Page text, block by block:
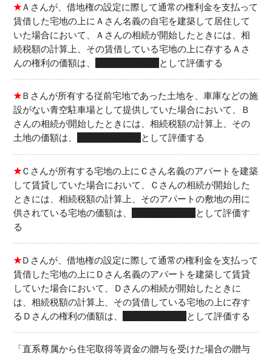
★Ａさんが、借地権の設定に際して通常の権利金を支払って
賃借した宅地の上にＡさん名義の自宅を建築して居住して
いた場合において、Ａさんの相続が開始したときには、相
続税額の計算上、その賃借している宅地の上に存するＡさ
んの権利の価額は、
として評価する
★Ｂさんが所有する従前宅地であった土地を、車庫などの施
設がない青空駐車場として提供していた場合において、Ｂ
さんの相続が開始したときには、相続税額の計算上、その
土地の価額は、
として評価する
★Ｃさんが所有する宅地の上にＣさん名義のアパートを建築
して賃貸していた場合において、Ｃさんの相続が開始した
ときには、相続税額の計算上、そのアパートの敷地の用に
供されている宅地の価額は、
として評価す
る
★Ｄさんが、借地権の設定に際して通常の権利金を支払って
賃借した宅地の上にＤさん名義のアパートを建築して賃貸
していた場合において、Ｄさんの相続が開始したときに
は、相続税額の計算上、その賃借している宅地の上に存す
るＤさんの権利の価額は、
として評価する
「直系尊属から住宅取得等資金の贈与を受けた場合の贈与